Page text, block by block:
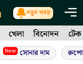
নতুন খবর
খেলা বিনোদন টেক
New সোনার দাম